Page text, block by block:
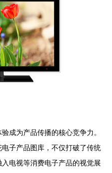
成为产品传播的核心竞争力。
子产品图库，不仅打破了传统
电视等消费电子产品的视觉展